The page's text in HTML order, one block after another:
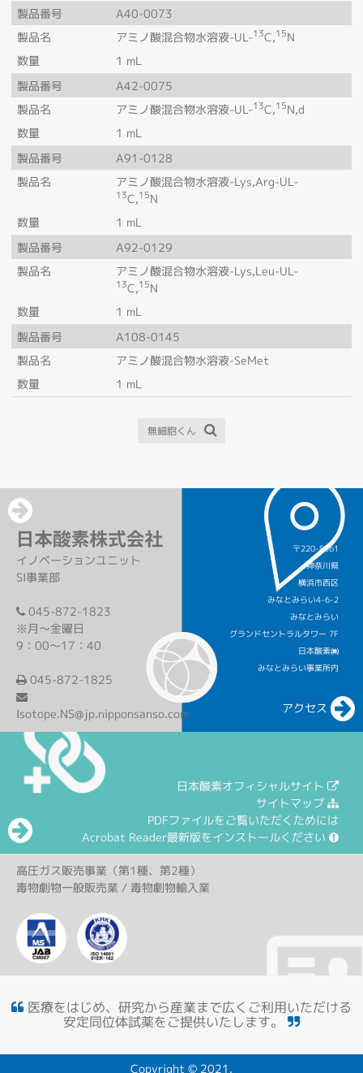
製品番号
A40-0073
製品名
アミノ酸混合物水溶液-UL-13C,15N
数量
1 mL
製品番号
A42-0075
製品名
アミノ酸混合物水溶液-UL-13C,15N,d
数量
1 mL
製品番号
A91-0128
製品名
アミノ酸混合物水溶液-Lys,Arg-UL-
13C,15N
数量
1 mL
製品番号
A92-0129
製品名
アミノ酸混合物水溶液-Lys,Leu-UL-
13C,15N
数量
1 mL
製品番号
A108-0145
製品名
アミノ酸混合物水溶液-SeMet
数量
1 mL
無細胞くん
イノベーションユニット
SI事業部
045-872-1823
※月～金曜日
9：00～17：40
045-872-1825
Isotope.NS@jp.nipponsanso.com アクセス
〒220-8561
神奈川県
横浜市西区
みなとみらい4-6-2
みなとみらい
グランドセントラルタワー 7F
日本酸素㈱
みなとみらい事業所内
日本酸素オフィシャルサイト
サイトマップ
PDFファイルをご覧いただくためには
Acrobat Reader最新版をインストールください
高圧ガス販売事業（第1種、第2種）
毒物劇物一般販売業 / 毒物劇物輸入業
医療をはじめ、研究から産業まで広くご利用いただける
安定同位体試薬をご提供いたします。
Copyright © 2021.